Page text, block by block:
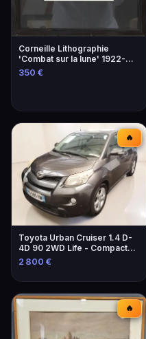
Corneille Lithographie
'Combat sur la lune' 1922-
2010
350 €
🔥
Toyota Urban Cruiser 1.4 D-
4D 90 2WD Life - Compacte
et Économique
2 800 €
🔥